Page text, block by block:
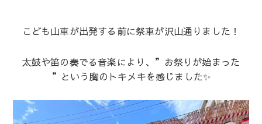
こども山車が出発する前に祭車が沢山通りました！
太鼓や笛の奏でる音楽により、”お祭りが始まった
”という胸のトキメキを感じました✨